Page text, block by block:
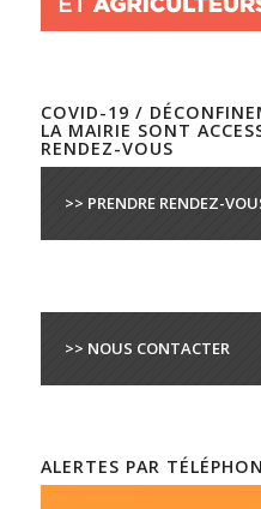
COVID-19 /
LA MAIRIE SONT
RENDEZ-VOUS
>> PRENDRE RENDEZ-
>> NOUS CONTACTER
ALERTES PAR